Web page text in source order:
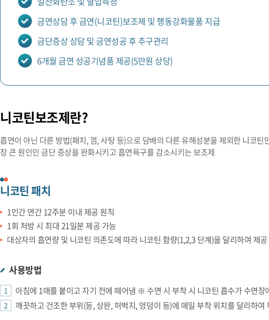
금연상담 후 금연(니코틴)보조제 및 행동강화물품 지급
금단증상 상담 및 금연성공 후 추구관리
6개월 금연 성공기념품 제공(5만원 상당)
니코틴보조제란?
흡연이 아닌 다른 방법(패치, 껌, 사탕 등)으로 담배의 다른 유해성분을 제외한 니코
장 큰 원인인 금단 증상을 완화시키고 흡연욕구를 감소시키는 보조제
니코틴 패치
1인간 연간 12주분 이내 제공 원칙
1회 처방 시 최대 21일분 제공 가능
대상자의 흡연량 및 니코틴 의존도에 따라 니코틴 함량(1,2,3 단계)을 달리하여 제공
사용방법
아침에 1매를 붙이고 자기 전에 떼어냄 ※ 수면 시 부착 시 니코틴 흡수가 수면장
깨끗하고 건조한 부위(등, 상완, 허벅지, 엉덩이 등)에 매일 부착 위치를 달리하여